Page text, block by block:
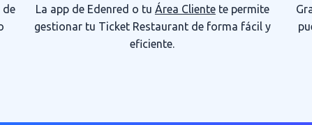
de
La app de Edenred o tu Área Clientete permite
gestionar tu Ticket Restaurant de forma fácil y
eficiente.